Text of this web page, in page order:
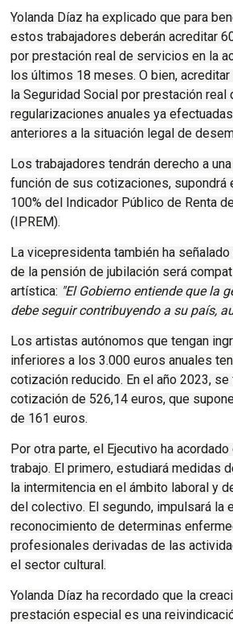
Yolanda Díaz ha explicado que para
estos trabajadores deberán acreditar
por prestación real de servicios en la
los últimos 18 meses. O bien,
la Seguridad Social por prestación
regularizaciones anuales ya
anteriores a la situación legal de
Los trabajadores tendrán derecho a
función de sus cotizaciones, supondrá
100% del Indicador Público de Renta
(IPREM).
La vicepresidenta también ha
de la pensión de jubilación será
artística: "El Gobierno entiende que la
debe seguir contribuyendo a su país,
Los artistas autónomos que tengan
inferiores a los 3.000 euros anuales
cotización reducido. En el año 2023, se
cotización de 526,14 euros, que
de 161 euros.
Por otra parte, el Ejecutivo ha
trabajo. El primero, estudiará medidas
la intermitencia en el ámbito laboral y
del colectivo. El segundo, impulsará la
reconocimiento de determinas
profesionales derivadas de las
el sector cultural.
Yolanda Díaz ha recordado que la
prestación especial es una